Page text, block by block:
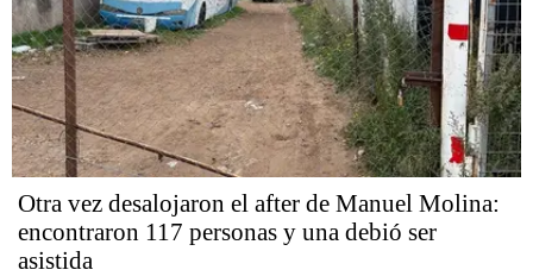
Otra vez desalojaron el after de Manuel Molina:
encontraron 117 personas y una debió ser
asistida